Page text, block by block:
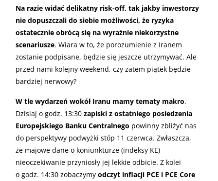
Na razie widać delikatny risk-off, tak jakby inwestorzy
nie dopuszczali do siebie możliwości, że ryzyka
ostatecznie obrócą się na wyraźnie niekorzystne
scenariusze. Wiara w to, że porozumienie z Iranem
zostanie podpisane, będzie się jeszcze utrzymywać. Ale
przed nami kolejny weekend, czy zatem piątek będzie
bardziej nerwowy?
W tle wydarzeń wokół Iranu mamy tematy makro.
Dzisiaj o godz. 13:30 zapiski z ostatniego posiedzenia
Europejskiego Banku Centralnego powinny zbliżyć nas
do perspektywy podwyżki stóp 11 czerwca. Zwłaszcza,
że majowe dane o koniunkturze (indeksy KE)
nieoczekiwanie przyniosły jej lekkie odbicie. Z kolei
o godz. 14:30 zobaczymy odczyt inflacji PCE i PCE Core